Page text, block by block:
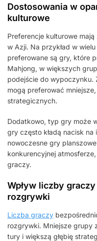
Dostosowania w
kulturowe
Preferencje kulturowe
w Azji. Na przykład w
preferowane są gry, które
Mahjong, w większych
podejście do wypoczynku.
mogą preferować
strategicznych.
Dodatkowo, typ gry może
gry często kładą nacisk
nowoczesne gry
konkurencyjnej
graczy.
Wpływ liczby
rozgrywki
Liczba graczy
rozgrywki. Mniejsze grupy
tury i większą głębię